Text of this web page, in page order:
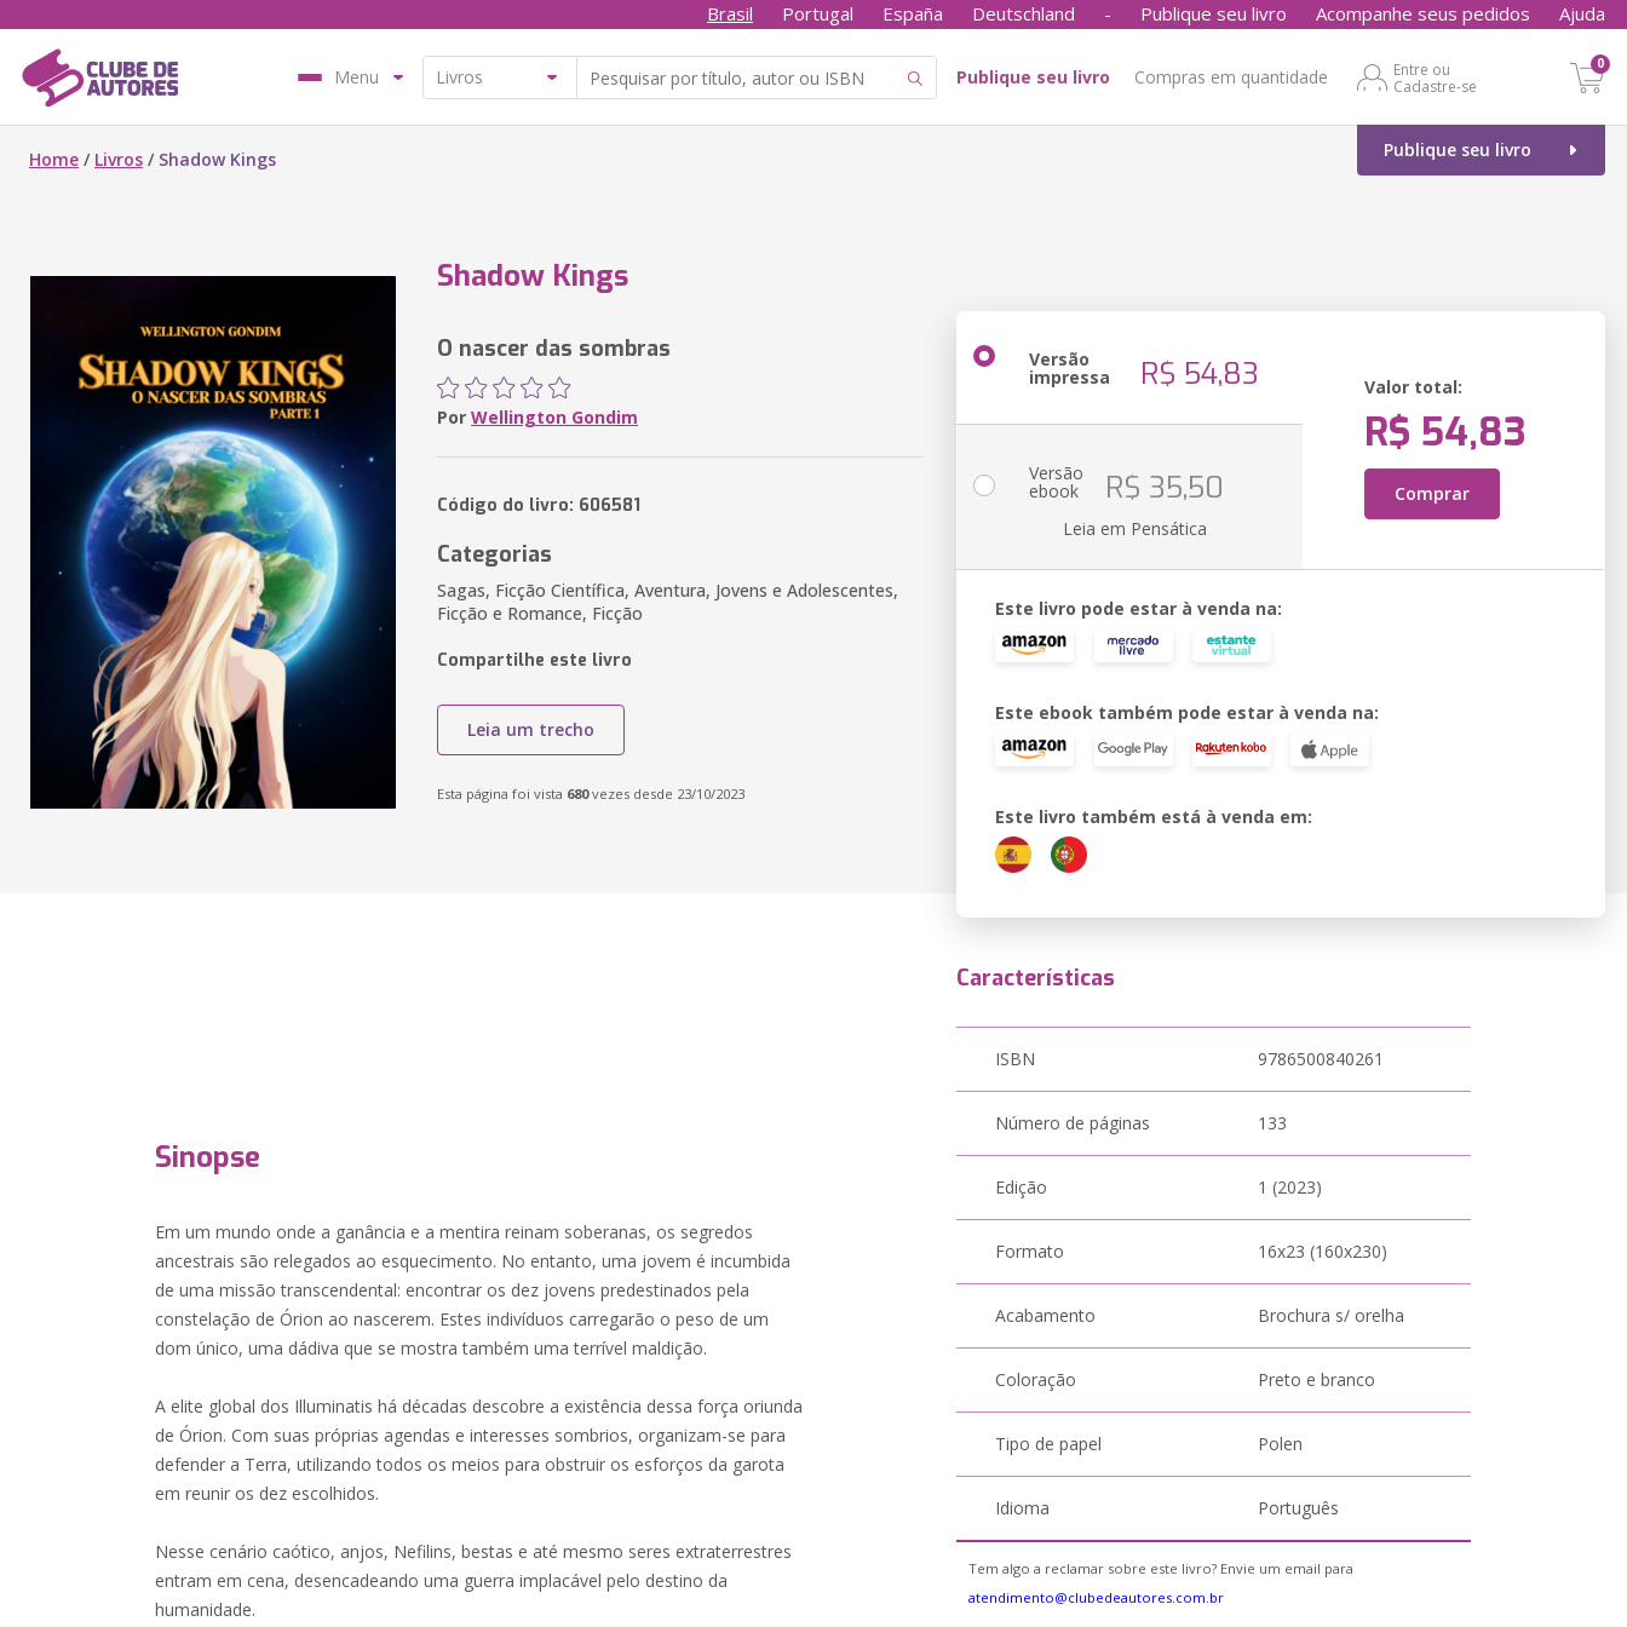
Brasil Portugal España Deutschland - Publique seu livro Acompanhe seus pedidos Ajuda
Menu Publique seu livro Compras em quantidade
Entre ou
Cadastre-se
0
Publique seu livro
Home / Livros / Shadow Kings
Shadow Kings
O nascer das sombras
Por Wellington Gondim
Código do livro: 606581
Categorias
Sagas, Ficção Científica, Aventura, Jovens e Adolescentes,
Ficção e Romance, Ficção
Compartilhe este livro
Leia um trecho
Esta página foi vista 680vezes desde 23/10/2023
Versão
impressa R$ 54,83 Valor total:
R$ 54,83
Comprar
Versão
ebook R$ 35,50
Leia em Pensática
Este livro pode estar à venda na:
Este ebook também pode estar à venda na:
Este livro também está à venda em:
Sinopse
Em um mundo onde a ganância e a mentira reinam soberanas, os segredos
ancestrais são relegados ao esquecimento. No entanto, uma jovem é incumbida
de uma missão transcendental: encontrar os dez jovens predestinados pela
constelação de Órion ao nascerem. Estes indivíduos carregarão o peso de um
dom único, uma dádiva que se mostra também uma terrível maldição.
A elite global dos Illuminatis há décadas descobre a existência dessa força oriunda
de Órion. Com suas próprias agendas e interesses sombrios, organizam-se para
defender a Terra, utilizando todos os meios para obstruir os esforços da garota
em reunir os dez escolhidos.
Nesse cenário caótico, anjos, Nefilins, bestas e até mesmo seres extraterrestres
entram em cena, desencadeando uma guerra implacável pelo destino da
humanidade.
Características
ISBN 9786500840261
Número de páginas 133
Edição 1 (2023)
Formato 16x23 (160x230)
Acabamento Brochura s/ orelha
Coloração Preto e branco
Tipo de papel Polen
Idioma Português
Tem algo a reclamar sobre este livro? Envie um email para
atendimento@clubedeautores.com.br